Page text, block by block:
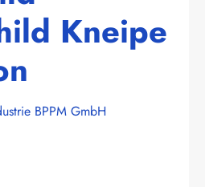
Kneipe
BPPM GmbH